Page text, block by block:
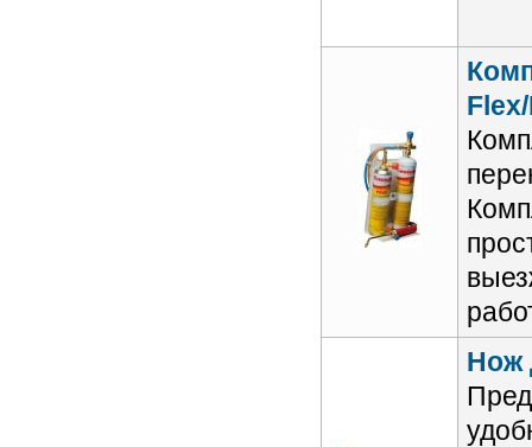
Нож